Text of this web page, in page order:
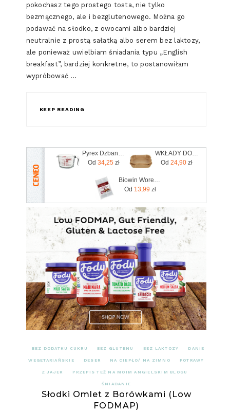
pokochasz tego prostego tosta, nie tylko
bezmącznego, ale i bezglutenowego. Można go
podawać na słodko, z owocami albo bardziej
neutralnie z prostą sałatką albo serem bez laktozy,
ale ponieważ uwielbiam śniadania typu „English
breakfast”, bardziej konkretne, to postanowiłam
wypróbować …
KEEP READING
Pyrex Dzbanek Szklany Z Miarką 1000Ml
Od 34,25 zł
WKŁADY DO FRYTOWNICY BEZTŁUSZCZOWEJ AIR FRYER - 20/23 x 4,5cm - 50 szt. kw
Od 24,90 zł
Biowin Woreczki Foliowe Do Szynkowaru 20Szt. (worszy15sn20)
Od 13,99 zł
BEZ DODATKU CUKRU BEZ GLUTENU BEZ LAKTOZY DANIE
WEGETARIAŃSKIE DESER NA CIEPŁO/ NA ZIMNO POTRAWY
Z JAJEK PRZEPIS TEŻ NA MOIM ANGIELSKIM BLOGU
ŚNIADANIE
Słodki Omlet z Borówkami (Low
FODMAP)